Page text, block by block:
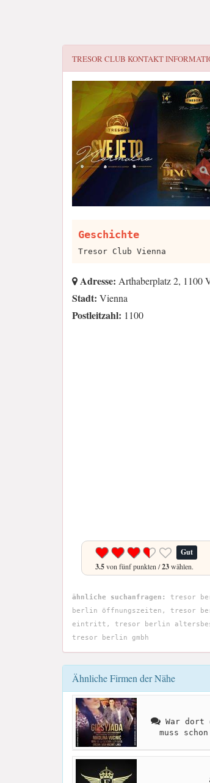
TRESOR CLUB KONTAKT
Geschichte
Tresor Club Vienna
Adresse: Arthaberplatz 2, 1100
Stadt: Vienna
Postleitzahl: 1100
Gut
3.5von fünf punkten /23wählen.
ähnliche suchanfragen:
tresor
berlin öffnungszeiten, tresor
eintritt, tresor berlin
tresor berlin gmbh
Ähnliche Firmen der Nähe
War dort
muss